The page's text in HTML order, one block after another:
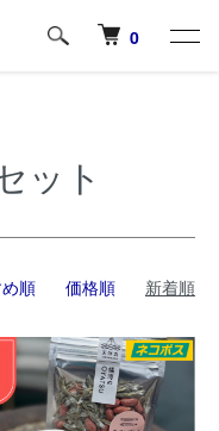
0
ット
順 価格順 新着順